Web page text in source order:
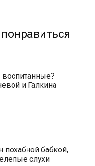
и Галкина
похабной бабкой,
слухи